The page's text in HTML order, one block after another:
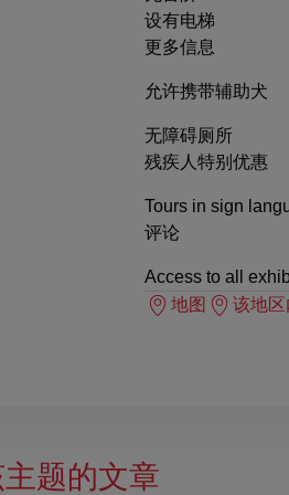
设有电梯
更多信息
允许携带辅助犬
无障碍厕所
残疾人特别优惠
Tours in sign
评论
Access to all
地图
该地
题的文章